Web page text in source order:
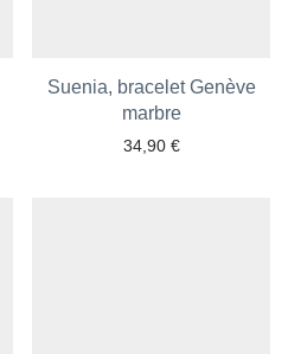
Suenia, bracelet Genève
marbre
34,90 €